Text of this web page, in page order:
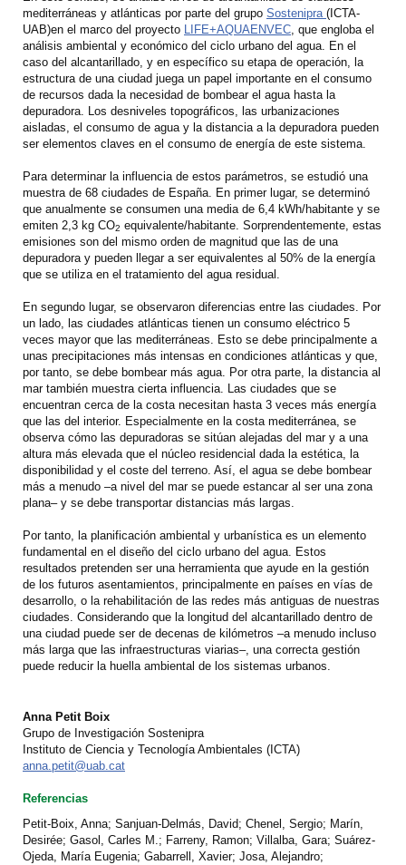
mediterráneas y atlánticas por parte del grupo Sostenipra (ICTA-
UAB)en el marco del proyecto LIFE+AQUAENVEC, que engloba el
análisis ambiental y económico del ciclo urbano del agua. En el
caso del alcantarillado, y en específico su etapa de operación, la
estructura de una ciudad juega un papel importante en el consumo
de recursos dada la necesidad de bombear el agua hasta la
depuradora. Los desniveles topográficos, las urbanizaciones
aisladas, el consumo de agua y la distancia a la depuradora pueden
ser elementos claves en el consumo de energía de este sistema.
Para determinar la influencia de estos parámetros, se estudió una
muestra de 68 ciudades de España. En primer lugar, se determinó
que anualmente se consumen una media de 6,4 kWh/habitante y se
emiten 2,3 kg CO2 equivalente/habitante. Sorprendentemente, estas
emisiones son del mismo orden de magnitud que las de una
depuradora y pueden llegar a ser equivalentes al 50% de la energía
que se utiliza en el tratamiento del agua residual.
En segundo lugar, se observaron diferencias entre las ciudades. Por
un lado, las ciudades atlánticas tienen un consumo eléctrico 5
veces mayor que las mediterráneas. Esto se debe principalmente a
unas precipitaciones más intensas en condiciones atlánticas y que,
por tanto, se debe bombear más agua. Por otra parte, la distancia al
mar también muestra cierta influencia. Las ciudades que se
encuentran cerca de la costa necesitan hasta 3 veces más energía
que las del interior. Especialmente en la costa mediterránea, se
observa cómo las depuradoras se sitúan alejadas del mar y a una
altura más elevada que el núcleo residencial dada la estética, la
disponibilidad y el coste del terreno. Así, el agua se debe bombear
más a menudo –a nivel del mar se puede estancar al ser una zona
plana– y se debe transportar distancias más largas.
Por tanto, la planificación ambiental y urbanística es un elemento
fundamental en el diseño del ciclo urbano del agua. Estos
resultados pretenden ser una herramienta que ayude en la gestión
de los futuros asentamientos, principalmente en países en vías de
desarrollo, o la rehabilitación de las redes más antiguas de nuestras
ciudades. Considerando que la longitud del alcantarillado dentro de
una ciudad puede ser de decenas de kilómetros –a menudo incluso
más larga que las infraestructuras viarias–, una correcta gestión
puede reducir la huella ambiental de los sistemas urbanos.
Anna Petit Boix
Grupo de Investigación Sostenipra
Instituto de Ciencia y Tecnología Ambientales (ICTA)
anna.petit@uab.cat
Referencias
Petit-Boix, Anna; Sanjuan-Delmás, David; Chenel, Sergio; Marín,
Desirée; Gasol, Carles M.; Farreny, Ramon; Villalba, Gara; Suárez-
Ojeda, María Eugenia; Gabarrell, Xavier; Josa, Alejandro;